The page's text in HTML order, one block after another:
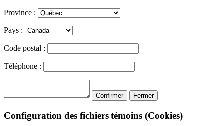
Province :
Pays :
Code postal :
Téléphone :
Confirmer Fermer
Configuration des fichiers témoins (Cookies)